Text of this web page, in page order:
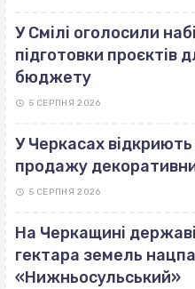
У Смілі оголосили
підготовки проєктів
бюджету
5 СЕРПНЯ 2026
У Черкасах
продажу
5 СЕРПНЯ 2026
На Черкащині
гектара земель
«Нижньосульський»